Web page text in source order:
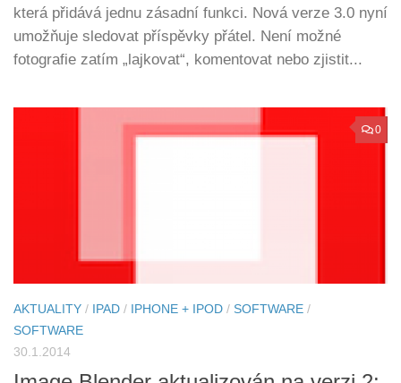
která přidává jednu zásadní funkci. Nová verze 3.0 nyní
umožňuje sledovat příspěvky přátel. Není možné
fotografie zatím „lajkovat“, komentovat nebo zjistit...
0
AKTUALITY / IPAD / IPHONE + IPOD / SOFTWARE /
SOFTWARE
30.1.2014